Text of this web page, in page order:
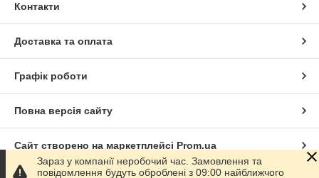
Контакти
Доставка та оплата
Графік роботи
Повна версія сайту
Сайт створено на маркетплейсі Prom.ua
Зараз у компанії неробочий час. Замовлення та
повідомлення будуть оброблені з 09:00 найближчого